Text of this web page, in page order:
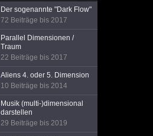
Der sogenannte "Dark Flow"
72 Beiträge bis 2017
Parallel Dimensionen /
Traum
22 Beiträge bis 2017
Aliens 4. oder 5. Dimension
10 Beiträge bis 2014
Musik (multi-)dimensional
darstellen
29 Beiträge bis 2019